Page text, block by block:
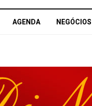
AGENDA NEGÓCIOS